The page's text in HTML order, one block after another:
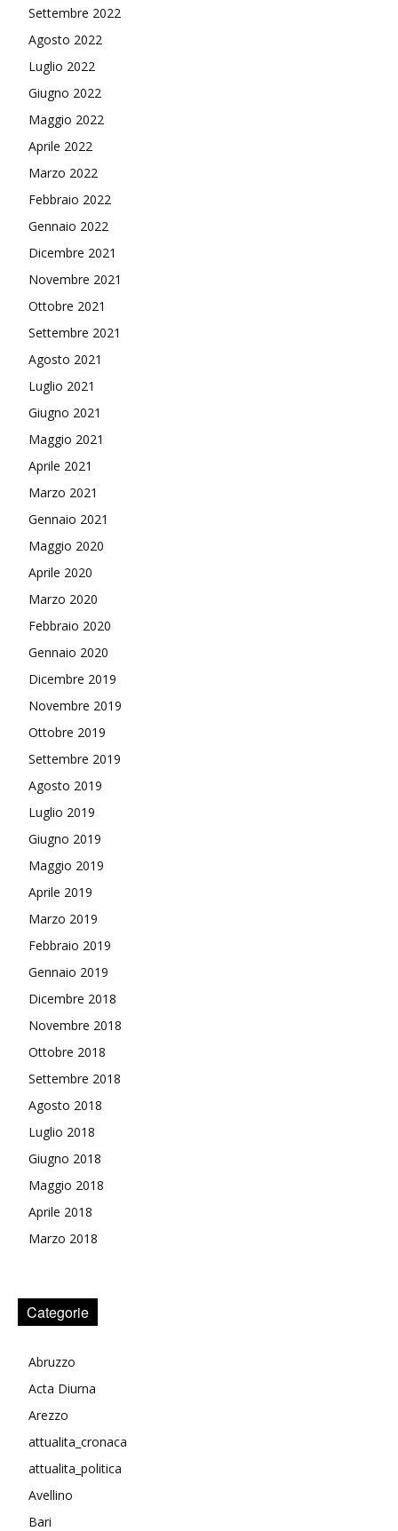
Settembre 2022
Agosto 2022
Luglio 2022
Giugno 2022
Maggio 2022
Aprile 2022
Marzo 2022
Febbraio 2022
Gennaio 2022
Dicembre 2021
Novembre 2021
Ottobre 2021
Settembre 2021
Agosto 2021
Luglio 2021
Giugno 2021
Maggio 2021
Aprile 2021
Marzo 2021
Gennaio 2021
Maggio 2020
Aprile 2020
Marzo 2020
Febbraio 2020
Gennaio 2020
Dicembre 2019
Novembre 2019
Ottobre 2019
Settembre 2019
Agosto 2019
Luglio 2019
Giugno 2019
Maggio 2019
Aprile 2019
Marzo 2019
Febbraio 2019
Gennaio 2019
Dicembre 2018
Novembre 2018
Ottobre 2018
Settembre 2018
Agosto 2018
Luglio 2018
Giugno 2018
Maggio 2018
Aprile 2018
Marzo 2018
Categorie
Abruzzo
Acta Diurna
Arezzo
attualita_cronaca
attualita_politica
Avellino
Bari